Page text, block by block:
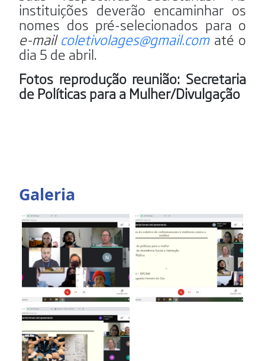
instituições deverão encaminhar os
nomes dos pré-selecionados para o
e-mail coletivolages@gmail.comaté o
dia 5 de abril.
Fotos reprodução reunião: Secretaria
de Políticas para a Mulher/Divulgação
Galeria